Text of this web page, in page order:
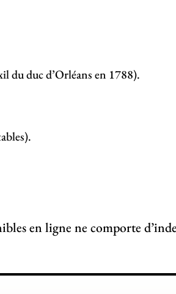
du duc d’Orléans en 1788).
en ligne ne comporte